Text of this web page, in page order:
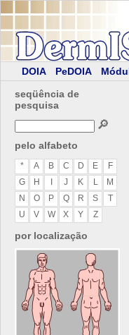
DOIA PeDOIA
seqüência de
pesquisa
🔎
pelo alfabeto
* A B C D E
F
G
H J K L
M
N
O P Q R S
T
U
V W X Y Z
por localização